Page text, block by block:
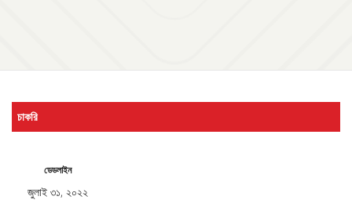
চাকরি
ডেডলাইন
জুলাই ৩১, ২০২২